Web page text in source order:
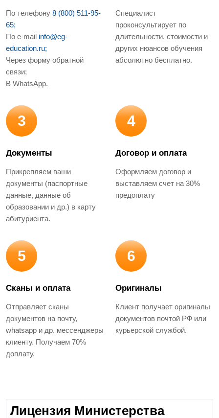
По телефону 8 (800) 511-95-
65;
По e-mail info@eg-
education.ru;
Через форму обратной
связи;
В WhatsApp.
Специалист
проконсультирует по
длительности, стоимости и
других нюансов обучения
абсолютно бесплатно.
3
Документы
Прикрепляем ваши
документы (паспортные
данные, данные об
образовании и др.) в карту
абитуриента.
4
Договор и оплата
Оформляем договор и
выставляем счет на 30%
предоплату
5
Сканы и оплата
Отправляет сканы
документов на почту,
whatsapp и др. мессенджеры
клиенту. Получаем 70%
доплату.
6
Оригиналы
Клиент получает оригиналы
документов почтой РФ или
курьерской службой.
Лицензия Министерства